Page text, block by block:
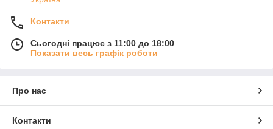
Контакти
Сьогодні працює з 11:00 до 18:00
Показати весь графік роботи
Про нас
Контакти